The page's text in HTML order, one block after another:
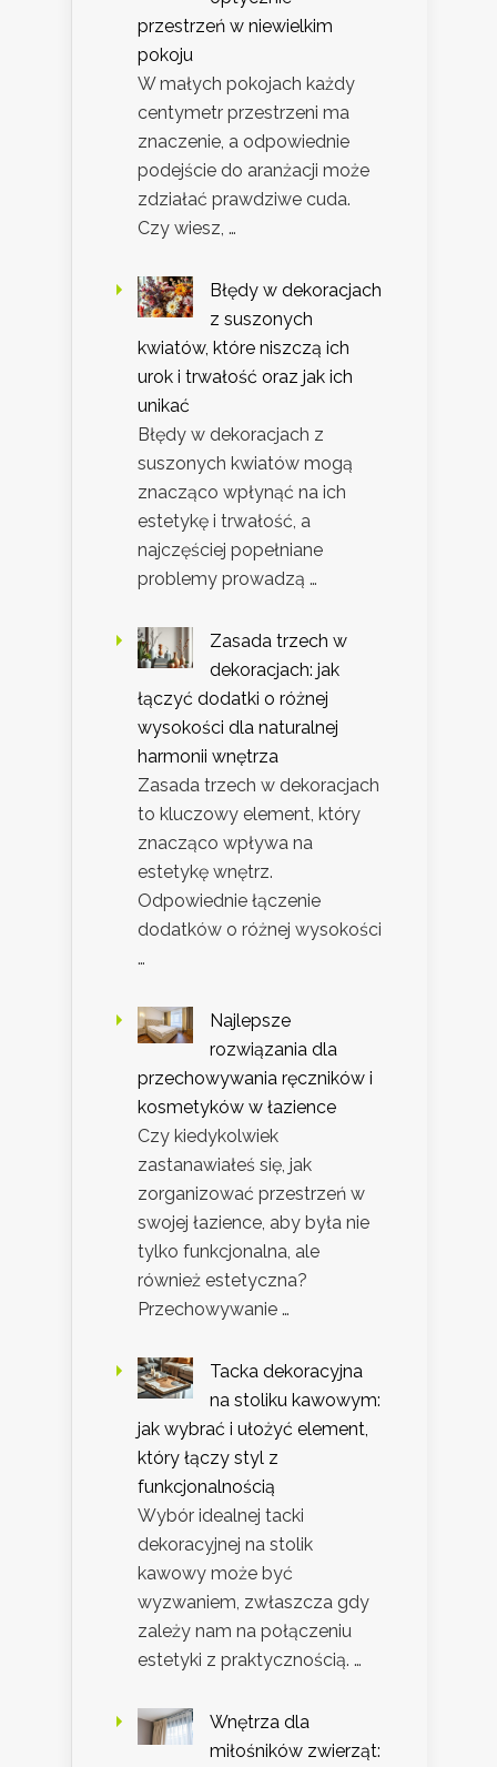
przestrzeń w niewielkim
pokoju
W małych pokojach każdy
centymetr przestrzeni ma
znaczenie, a odpowiednie
podejście do aranżacji może
zdziałać prawdziwe cuda.
Czy wiesz, …
Błędy w dekoracjach
z suszonych
kwiatów, które niszczą ich
urok i trwałość oraz jak ich
unikać
Błędy w dekoracjach z
suszonych kwiatów mogą
znacząco wpłynąć na ich
estetykę i trwałość, a
najczęściej popełniane
problemy prowadzą …
Zasada trzech w
dekoracjach: jak
łączyć dodatki o różnej
wysokości dla naturalnej
harmonii wnętrza
Zasada trzech w dekoracjach
to kluczowy element, który
znacząco wpływa na
estetykę wnętrz.
Odpowiednie łączenie
dodatków o różnej wysokości
…
Najlepsze
rozwiązania dla
przechowywania ręczników i
kosmetyków w łazience
Czy kiedykolwiek
zastanawiałeś się, jak
zorganizować przestrzeń w
swojej łazience, aby była nie
tylko funkcjonalna, ale
również estetyczna?
Przechowywanie …
Tacka dekoracyjna
na stoliku kawowym:
jak wybrać i ułożyć element,
który łączy styl z
funkcjonalnością
Wybór idealnej tacki
dekoracyjnej na stolik
kawowy może być
wyzwaniem, zwłaszcza gdy
zależy nam na połączeniu
estetyki z praktycznością. …
Wnętrza dla
miłośników zwierząt: